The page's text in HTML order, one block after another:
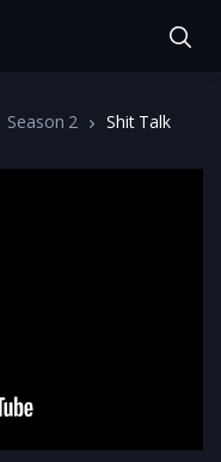
Season 2 Shit Talk